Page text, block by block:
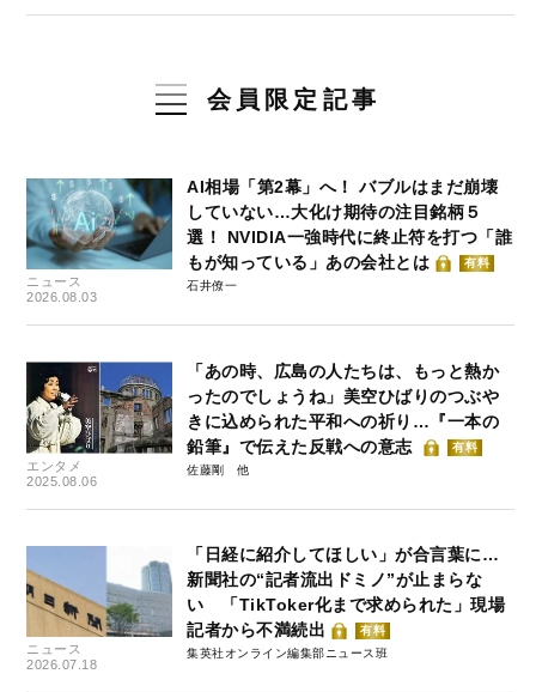
会員限定記事
ニュース
2026.08.03
AI相場「第2幕」へ！ バブルはまだ崩壊
していない…大化け期待の注目銘柄５
選！ NVIDIA一強時代に終止符を打つ「誰
もが知っている」あの会社とは
有料
石井僚一
エンタメ
2025.08.06
「あの時、広島の人たちは、もっと熱か
ったのでしょうね」美空ひばりのつぶや
きに込められた平和への祈り…『一本の
鉛筆』で伝えた反戦への意志
有料
佐藤剛
ニュース
2026.07.18
「日経に紹介してほしい」が合言葉に…
新聞社の“記者流出ドミノ”が止まらな
い 「TikToker化まで求められた」現場
記者から不満続出
有料
集英社オンライン編集部ニュース班